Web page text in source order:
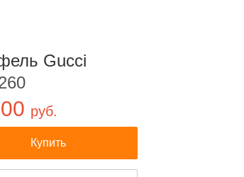
Gucci
руб.
Купить